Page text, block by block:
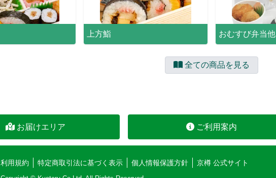
上方鮨 おむすび弁当他
全ての商品を見る
お届けエリア ご利用案内
利用規約 特定商取引法に基づく表示 個人情報保護方針 京樽 公式サイト